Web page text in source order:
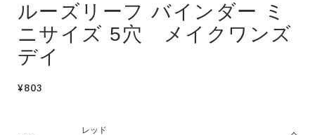
ルーズリーフ バインダー ミ
ニサイズ 5穴 メイクワンズ
デイ
¥803